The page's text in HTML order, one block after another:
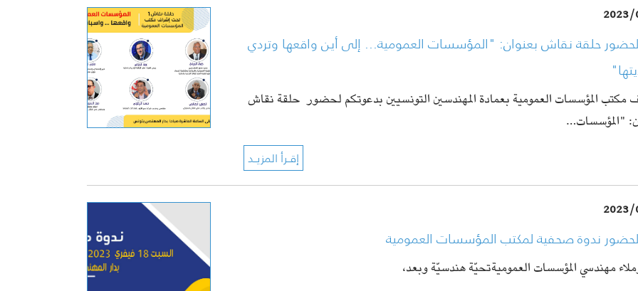
حلقة نقاش بعنوان: "المؤسسات العمومية... إلى أين واقعها وتردي
مكتب المؤسسات العمومية بعمادة المهندسين التونسيين بدعوتكم لحضور حلقة نقاش
"المؤسسات…
ندوة صحفية لمكتب المؤسسات العمومية
مهندسي المؤسسات العموميةتحيّة هندسيّة وبعد،